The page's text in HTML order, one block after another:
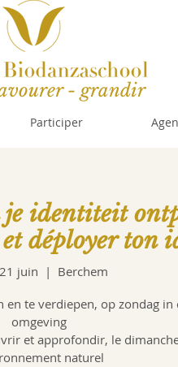
- grandir
Participer
je identiteit
déployer ton
juin
  |
Berchem
te verdiepen, op zondag in
omgeving
et approfondir, le
naturel